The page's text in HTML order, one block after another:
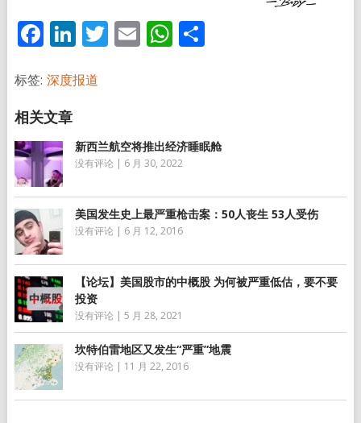
Facebook
LinkedIn
Twitter
EmailWhatsApp
分
标签: 深度报道
新西兰航空将推出经济睡眠舱
没有评论 | 6 月 30, 2022
美国发生史上最严重枪击案：50人丧生 53人受伤
没有评论 | 6 月 12, 2016
【论坛】美国股市的中概股 为何被严重低估，要不要
投资
没有评论 | 5 月 28, 2021
坎特伯雷地区又发生“严重”地震
没有评论 | 11 月 22, 2016